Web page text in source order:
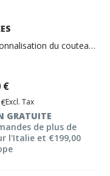
Personnalisation du couteau de gravure laser
€
GRATUITE
de plus de
l'Italie et €199,00